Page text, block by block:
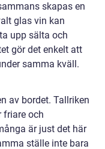
skapas en
glas vin kan
upp sälta och
gör det enkelt att
samma kväll.
av bordet. Tallriken
friare och
är just det här
ställe inte bara